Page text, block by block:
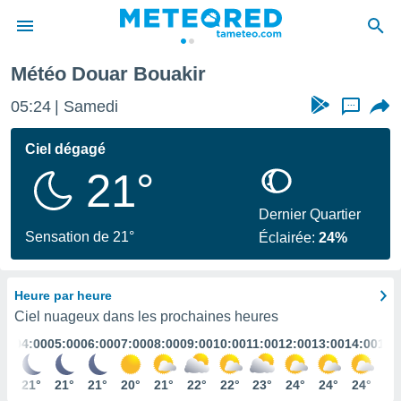
de
en
Météo Douar Bouakir
05:24 Samedi ...
Ciel dégagé
21°
Sensation de 21°
Dernier Quartier
Éclairée:24%
Heure par heure
Ciel nuageux dans les prochaines heures
04:00
21°
05:00
21°
06:00
21°
07:00
20°
08:00
21°
09:00
22°
10:00
22°
11:00
23°
12:00
24°
13:00
24°
14:00
24°